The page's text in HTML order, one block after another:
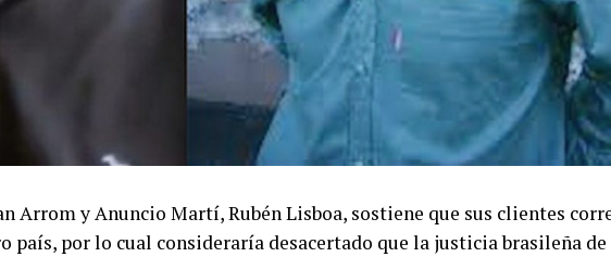
Arrom y Anuncio Martí, Rubén Lisboa, sostiene que sus clientes
país, por lo cual consideraría desacertado que la justicia brasileña de